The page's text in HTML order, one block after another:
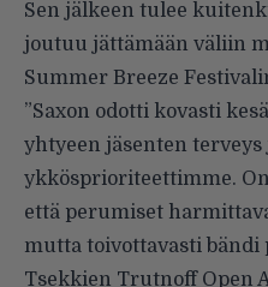
Sen jälkeen tulee
joutuu jättämään väliin
Summer Breeze
”Saxon odotti kovasti
yhtyeen jäsenten
ykkösprioriteettimme.
että perumiset
mutta toivottavasti bändi
Tsekkien Trutnoff Open